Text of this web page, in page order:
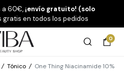
a 60€, ¡envío gratuito! (solo
en todos los pedidos
0
/ Tónico / One Thing Niacinamide 10%